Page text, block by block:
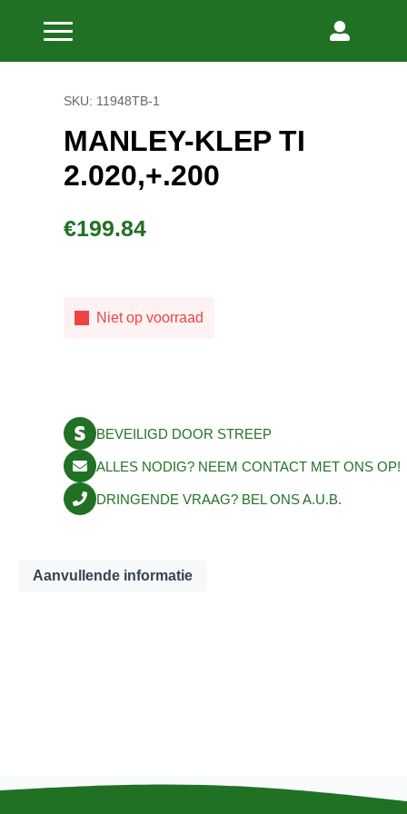
Home Manley-klep Ti 2.020,+.200
SKU: 11948TB-1
MANLEY-KLEP TI
2.020,+.200
€199.84
Niet op voorraad
BEVEILIGD DOOR STREEP
ALLES NODIG? NEEM CONTACT MET ONS OP!
DRINGENDE VRAAG? BEL ONS A.U.B.
Aanvullende informatie